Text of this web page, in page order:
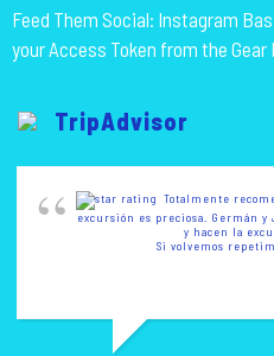
Feed Them Social: Instagram
your Access Token from the Gear
TripAdvisor
Totalmente
excursión es preciosa. Germán
y hacen la
Si volvemos